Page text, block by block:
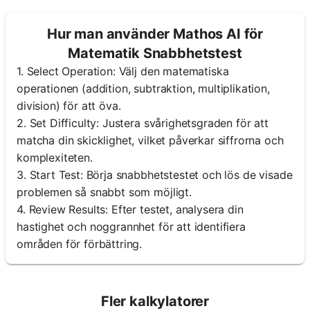
Hur man använder Mathos AI för
Matematik Snabbhetstest
1. Select Operation: Välj den matematiska
operationen (addition, subtraktion, multiplikation,
division) för att öva.
2. Set Difficulty: Justera svårighetsgraden för att
matcha din skicklighet, vilket påverkar siffrorna och
komplexiteten.
3. Start Test: Börja snabbhetstestet och lös de visade
problemen så snabbt som möjligt.
4. Review Results: Efter testet, analysera din
hastighet och noggrannhet för att identifiera
områden för förbättring.
Fler kalkylatorer